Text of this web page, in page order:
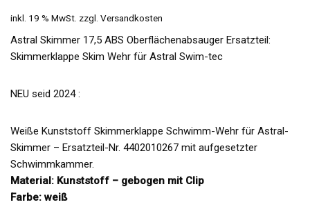
inkl. 19 % MwSt. zzgl. Versandkosten
Astral Skimmer 17,5 ABS Oberflächenabsauger Ersatzteil:
Skimmerklappe Skim Wehr für Astral Swim-tec
NEU seid 2024 :
Weiße Kunststoff Skimmerklappe Schwimm-Wehr für Astral-
Skimmer – Ersatzteil-Nr. 4402010267 mit aufgesetzter
Schwimmkammer.
Material: Kunststoff – gebogen mit Clip
Farbe: weiß